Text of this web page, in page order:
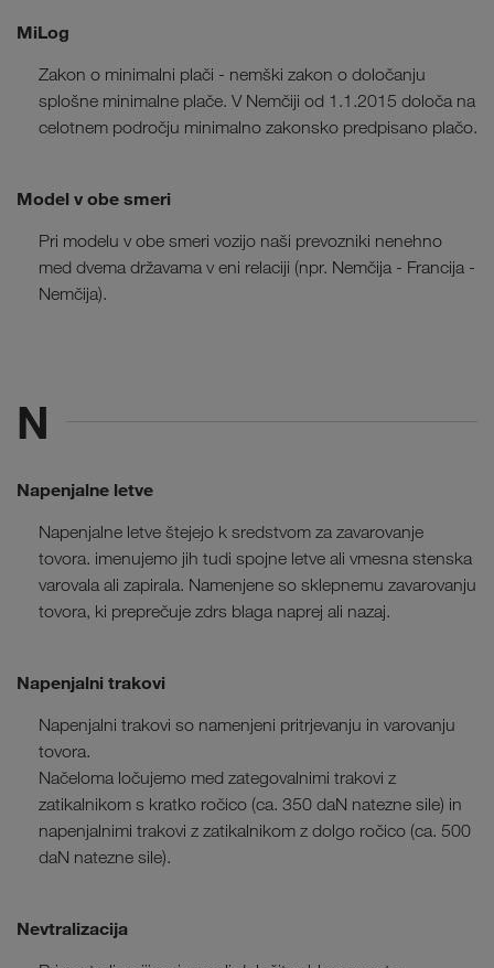
MiLog
Zakon o minimalni plači - nemški zakon o določanju
splošne minimalne plače. V Nemčiji od 1.1.2015 določa na
celotnem področju minimalno zakonsko predpisano plačo.
Model v obe smeri
Pri modelu v obe smeri vozijo naši prevozniki nenehno
med dvema državama v eni relaciji (npr. Nemčija - Francija -
Nemčija).
N
Napenjalne letve
Napenjalne letve štejejo k sredstvom za zavarovanje
tovora. imenujemo jih tudi spojne letve ali vmesna stenska
varovala ali zapirala. Namenjene so sklepnemu zavarovanju
tovora, ki preprečuje zdrs blaga naprej ali nazaj.
Napenjalni trakovi
Napenjalni trakovi so namenjeni pritrjevanju in varovanju
tovora.
Načeloma ločujemo med zategovalnimi trakovi z
zatikalnikom s kratko ročico (ca. 350 daN natezne sile) in
napenjalnimi trakovi z zatikalnikom z dolgo ročico (ca. 500
daN natezne sile).
Nevtralizacija